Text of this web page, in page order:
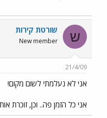
ש שורטת קירות
New member
21/4/09
אני לא נעלמתי לשום מקום!
אני כל הזמן פה.. וכן, זוכרת